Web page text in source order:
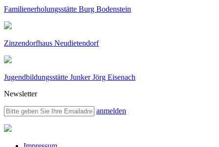
Familienerholungsstätte Burg Bodenstein
Zinzendorfhaus Neudietendorf
Jugendbildungsstätte Junker Jörg Eisenach
Newsletter
anmelden